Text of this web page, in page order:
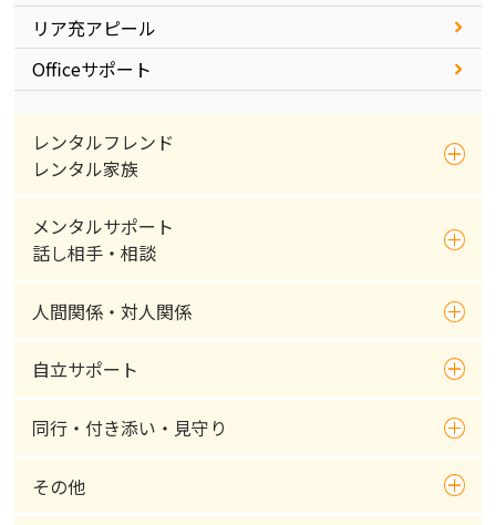
リア充アピール
Officeサポート
レンタルフレンド
レンタル家族
メンタルサポート
話し相手・相談
人間関係・対人関係
自立サポート
同行・付き添い・見守り
その他